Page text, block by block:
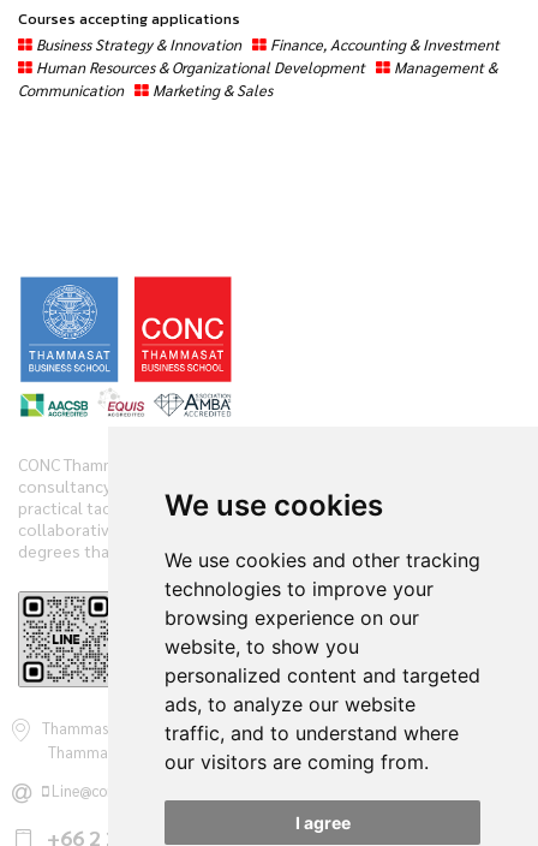
We use cookies
We use cookies and other tracking
technologies to improve your
browsing experience on our
website, to show you
personalized content and targeted
ads, to analyze our website
traffic, and to understand where
our visitors are coming from.
I agree
Courses accepting applications
Business Strategy & Innovation
Finance, Accounting & Investment
Human Resources & Organizational Development
Management &
Communication
Marketing & Sales
CONC Thammasat offers clients diverse range of business
consultancy, implementation services and training initiatives with
practical tactics. We have practiced and demonstrate new
collaborative techniques to diagnose clients’ companies in 360
degrees that have accelerated the clients’ performances.
Reviews
Thammasat Consulting Networking and Coaching Center - CONC
Thammasat 2 Prachan Rd., Pranakorn, Bangkok 10200, Thailand
Line@conc.thammasat
+66 2 221 6111 - 20 ต่อ 3247